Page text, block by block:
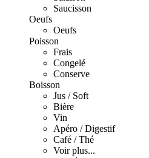
Saucisson
Oeufs
Oeufs
Poisson
Frais
Congelé
Conserve
Boisson
Jus / Soft
Bière
Vin
Apéro / Digestif
Café / Thé
Voir plus...